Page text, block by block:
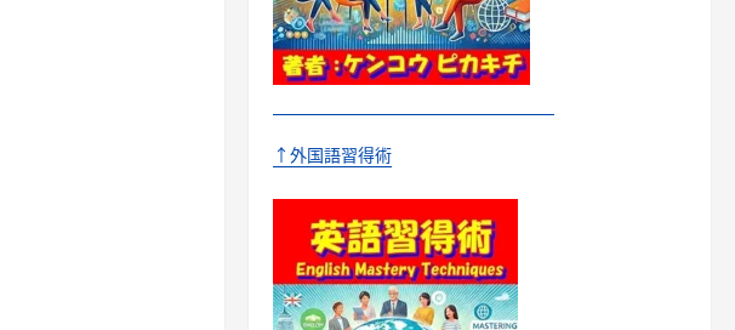
↑外国語習得術